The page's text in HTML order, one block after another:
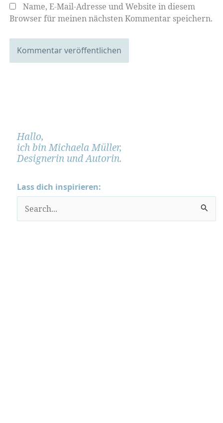
Name, E-Mail-Adresse und Website in diesem
Browser für meinen nächsten Kommentar speichern.
Hallo,
ich bin Michaela Müller,
Designerin und Autorin.
Lass dich inspirieren:
u